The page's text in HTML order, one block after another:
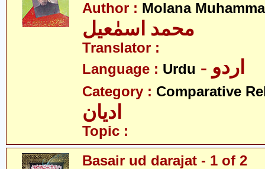
Author : Molana
محمد اسمٰعیل
Translator :
Language : Urdu - اردو
Category : Comparative
ادیان
Topic :
Basair ud darajat - 1 of 2